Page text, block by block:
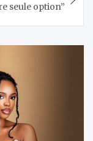
seule option”